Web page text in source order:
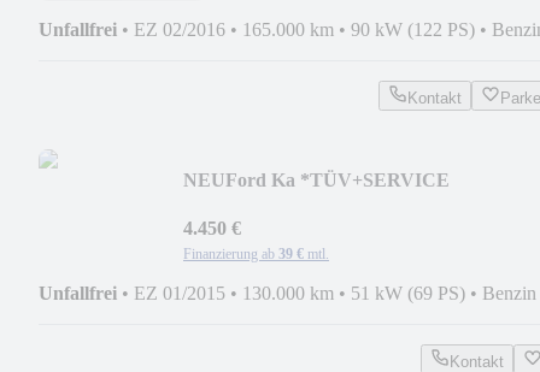
Unfallfrei • EZ 02/2016 • 165.000 km • 90 kW (122 PS) •
Kontakt
NEUFord Ka *TÜV+SERVICE
4.450 €
Finanzierung ab 39 € mtl.
Unfallfrei • EZ 01/2015 • 130.000 km • 51 kW (69 PS) • Benzin
Kontakt